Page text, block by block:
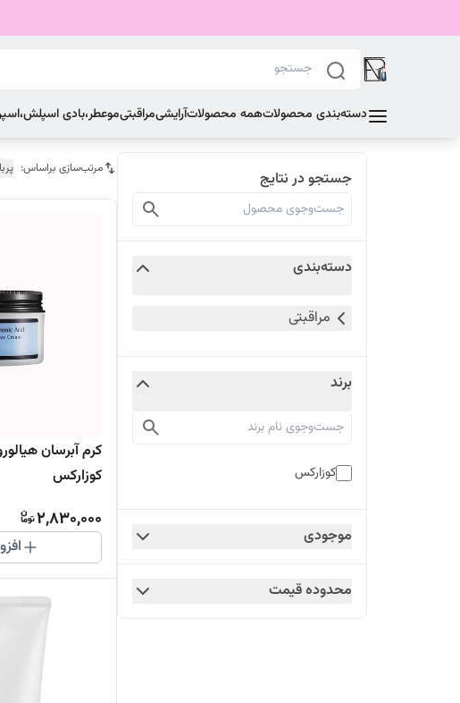
دسته‌بندی محصولاتهمه محصولاتآرایشیمراقبتیموعطر،بادی
جستجو در نتایج
دسته‌بندی
مراقبتی
برند
کوزارکس
موجودی
محدوده قیمت
مرتب‌سازی براساس:
کرم آبرسان
کوزارکس
2,830,000